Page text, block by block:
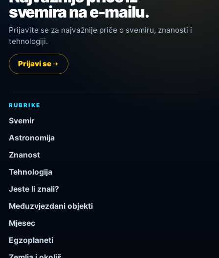
svemira na e-mailu.
Prijavite se za najvažnije priče o svemiru, znanosti i
tehnologiji.
Prijavi se
RUBRIKE
Svemir
Astronomija
Znanost
Tehnologija
Jeste li znali?
Međuzvjezdani objekti
Mjesec
Egzoplaneti